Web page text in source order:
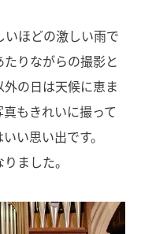
ほどの激しい雨で
りながらの撮影と
の日は天候に恵ま
もきれいに撮って
い思い出です。
ました。